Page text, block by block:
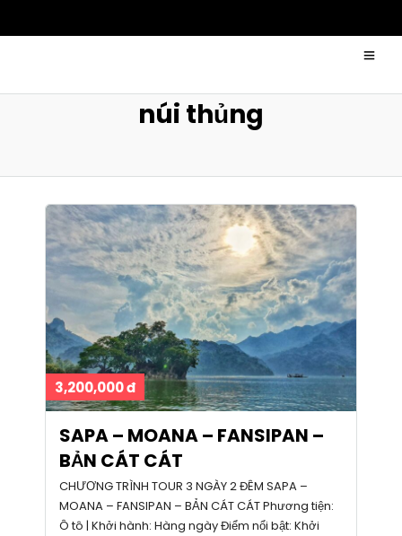
núi thủng
3,200,000 đ
SAPA – MOANA – FANSIPAN –
BẢN CÁT CÁT
CHƯƠNG TRÌNH TOUR 3 NGÀY 2 ĐÊM SAPA –
MOANA – FANSIPAN – BẢN CÁT CÁT Phương tiện:
Ô tô | Khởi hành: Hàng ngày Điểm nổi bật: Khởi